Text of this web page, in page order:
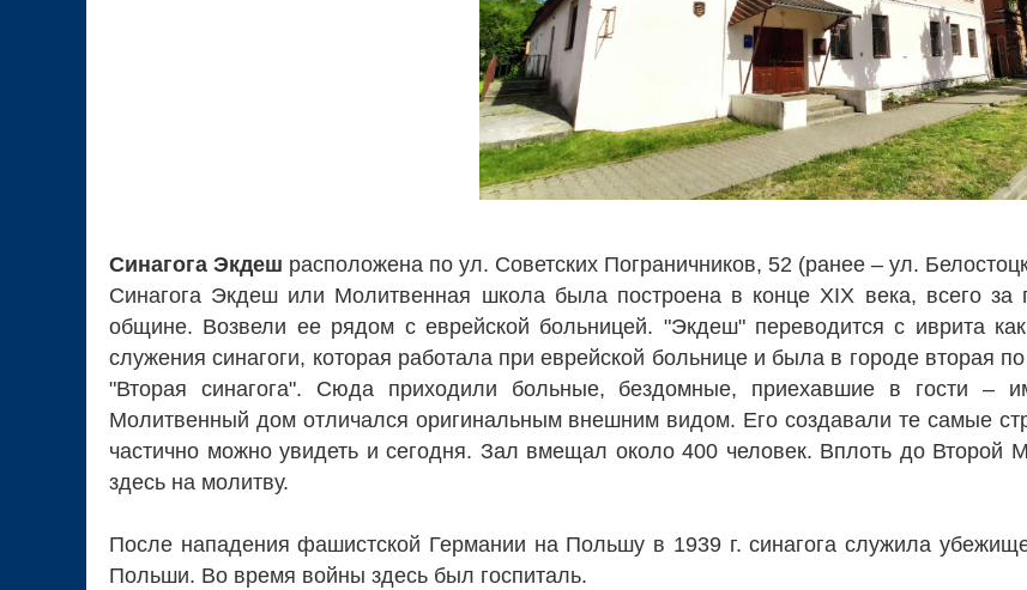
Синагога Экдеш расположена по ул. Советских Пограничников, 52 (ранее – ул.
Синагога Экдеш или Молитвенная школа была построена в конце XIX века, всего за
общине. Возвели ее рядом с еврейской больницей. "Экдеш" переводится с иврита
служения синагоги, которая работала при еврейской больнице и была в городе вторая
"Вторая синагога". Сюда приходили больные, бездомные, приехавшие в гости
Молитвенный дом отличался оригинальным внешним видом. Его создавали те самые
частично можно увидеть и сегодня. Зал вмещал около 400 человек. Вплоть до Второй
здесь на молитву.
После нападения фашистской Германии на Польшу в 1939 г. синагога служила
Польши. Во время войны здесь был госпиталь.